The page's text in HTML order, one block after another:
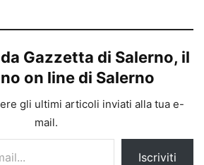
Gazzetta di Salerno, il
on line di Salerno
gli ultimi articoli inviati alla tua e-
mail.
Iscriviti